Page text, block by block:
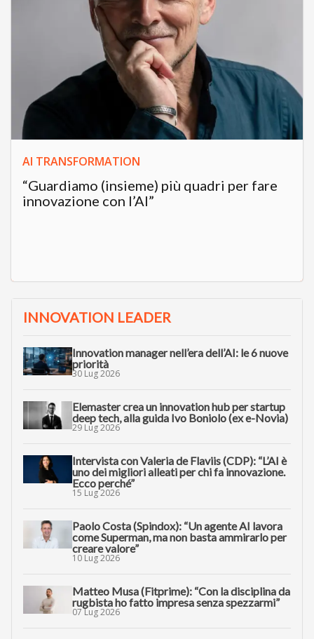
AI TRANSFORMATION
“Guardiamo (insieme) più quadri per fare
innovazione con l’AI”
INNOVATION LEADER
Innovation manager nell’era dell’AI: le 6 nuove
priorità
30 Lug 2026
Elemaster crea un innovation hub per startup
deep tech, alla guida Ivo Boniolo (ex e-Novia)
29 Lug 2026
Intervista con Valeria de Flaviis (CDP): “L’AI è
uno dei migliori alleati per chi fa innovazione.
Ecco perché”
15 Lug 2026
Paolo Costa (Spindox): “Un agente AI lavora
come Superman, ma non basta ammirarlo per
creare valore”
10 Lug 2026
Matteo Musa (Fitprime): “Con la disciplina da
rugbista ho fatto impresa senza spezzarmi”
07 Lug 2026